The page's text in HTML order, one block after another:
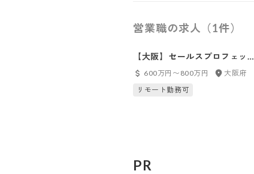
営業職の求人（1件）
【大阪】セールスプロフェッシ
ョナル
600万円〜800万円
大阪府
リモート勤務可
PR